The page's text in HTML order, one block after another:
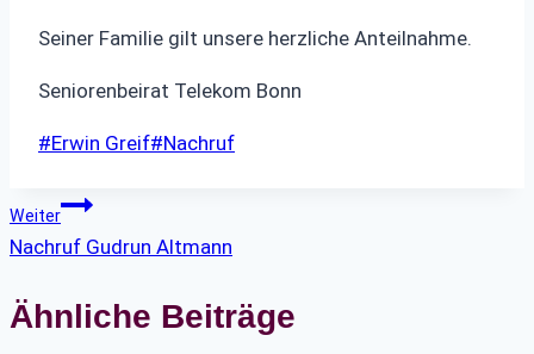
Seiner Familie gilt unsere herzliche Anteilnahme.
Seniorenbeirat Telekom Bonn
Schlagworte:
#Erwin Greif#Nachruf
Beitragsnavigation
Weiter
Nachruf Gudrun Altmann
Ähnliche Beiträge